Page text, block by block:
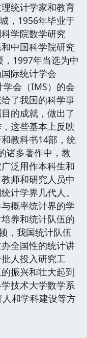
统计学家和教育
，1956年毕业于
学院数学研究
中国科学院研究
1997年当选为中
际统计学会
学会（IMS）的会
了我国的科学事
的成就，做出了
这些基本上反映
教科书14部，统
诸多著作中，教
泛用作本科生和
师和研究人员中
计学界几代人。
概率统计界的学
养和统计队伍的
，我国统计队伍
全国性的统计讲
人投入研究工
振兴和壮大起到
技术大学数学系
和学科建设等方